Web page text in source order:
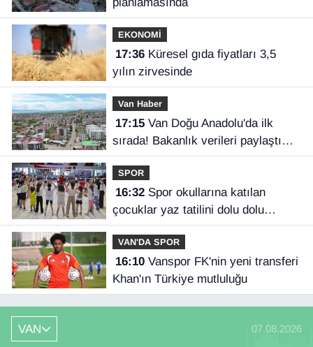
EKONOMİ
17:36Küresel gıda fiyatları 3,5
yılın zirvesinde
Van Haber
17:15Van Doğu Anadolu'da ilk
sırada! Bakanlık verileri paylaştı…
SPOR
16:32Spor okullarına katılan
çocuklar yaz tatilini dolu dolu
geçiriyor
VAN'DA SPOR
16:10Vanspor FK'nin yeni transferi
Khan'ın Türkiye mutluluğu
VAN 07.08.2026